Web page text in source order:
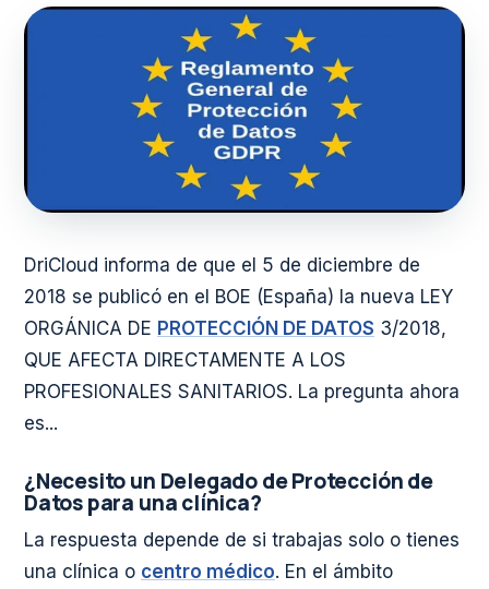
DriCloud informa de que el 5 de diciembre de
2018 se publicó en el BOE (España) la nueva LEY
ORGÁNICA DE PROTECCIÓN DE DATOS 3/2018,
QUE AFECTA DIRECTAMENTE A LOS
PROFESIONALES SANITARIOS. La pregunta ahora
es...
¿Necesito un Delegado de Protección de
Datos para una clínica?
La respuesta depende de si trabajas solo o tienes
una clínica o centro médico. En el ámbito